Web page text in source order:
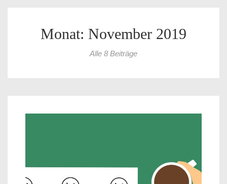
Monat: November 2019
Alle 8 Beiträge